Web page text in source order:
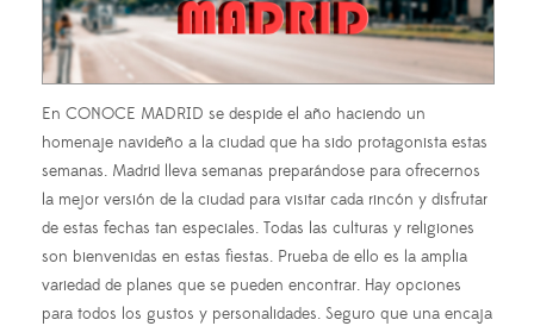
En CONOCE MADRID se despide el año haciendo un
homenaje navideño a la ciudad que ha sido protagonista estas
semanas. Madrid lleva semanas preparándose para ofrecernos
la mejor versión de la ciudad para visitar cada rincón y disfrutar
de estas fechas tan especiales. Todas las culturas y religiones
son bienvenidas en estas fiestas. Prueba de ello es la amplia
variedad de planes que se pueden encontrar. Hay opciones
para todos los gustos y personalidades. Seguro que una encaja